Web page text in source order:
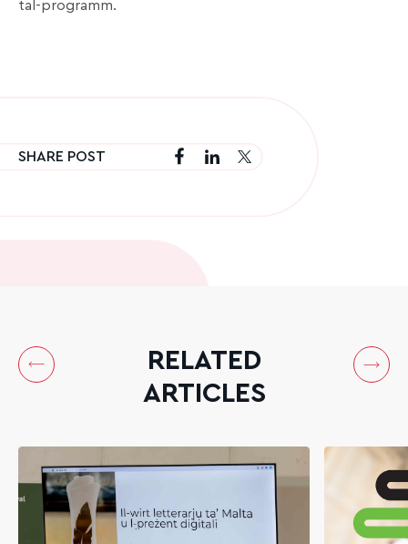
tal-programm.
SHARE POST
RELATED
ARTICLES